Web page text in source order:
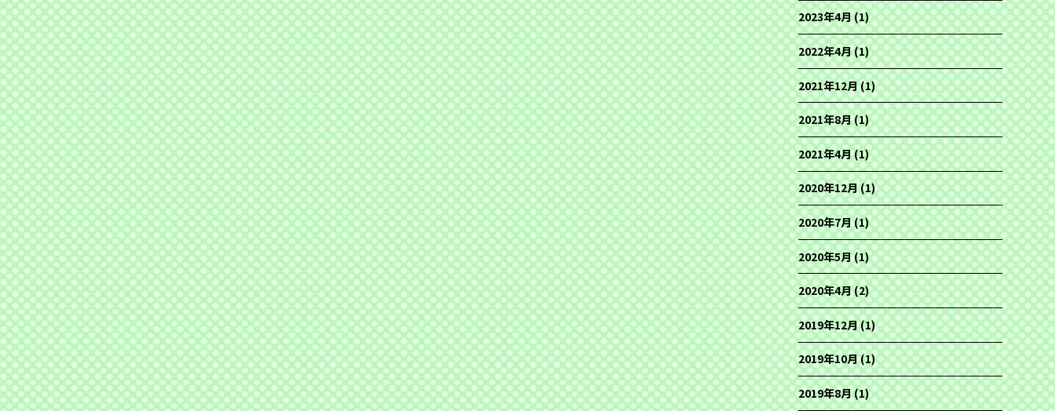
2023年4月(1)
2022年4月(1)
2021年12月(1)
2021年8月(1)
2021年4月(1)
2020年12月(1)
2020年7月(1)
2020年5月(1)
2020年4月(2)
2019年12月(1)
2019年10月(1)
2019年8月(1)